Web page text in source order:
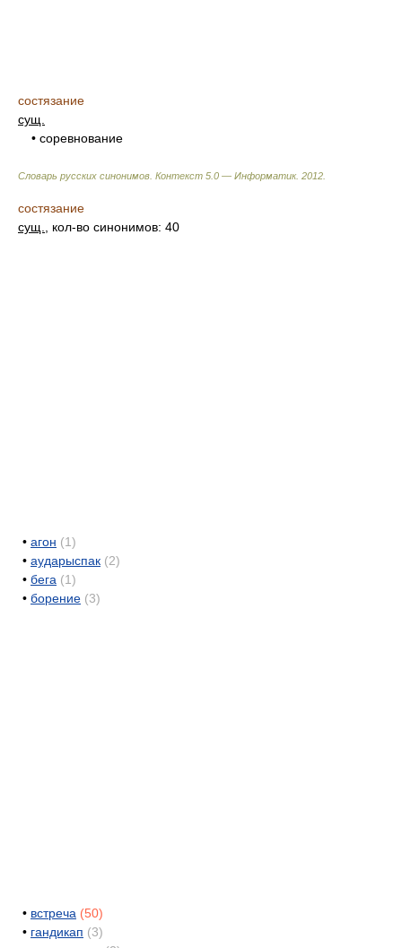
состязание
сущ.
• соревнование
Словарь русских синонимов. Контекст 5.0 — Информатик. 2012
состязание
сущ.
, кол-во синонимов: 40
• агон (1)
• аударыспак (2)
• бега (1)
• борение (3)
• встреча (50)
• гандикап (3)